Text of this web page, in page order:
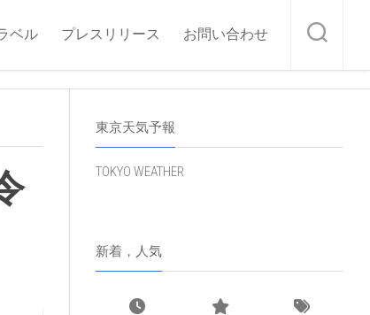
ベル プレスリリース お問い合わせ
東京天気予報
TOKYO WEATHER
新着，人気